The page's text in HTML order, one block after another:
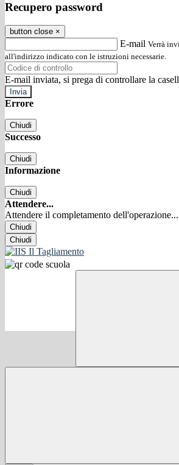
Recupero password
button close ×
E-mail Verrà
all'indirizzo indicato con le istruzioni necessarie.
E-mail inviata, si prega di controllare la
Errore
Chiudi
Successo
Chiudi
Informazione
Chiudi
Attendere...
Attendere il completamento dell'operazione...
Chiudi
Chiudi